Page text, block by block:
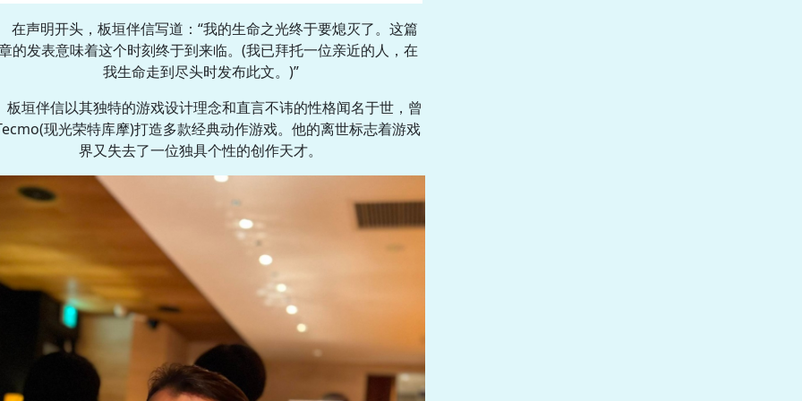
在声明开头，板垣伴信写道：“我的生命之光终于要熄灭了。这篇
的发表意味着这个时刻终于到来临。(我已拜托一位亲近的人，在
我生命走到尽头时发布此文。)”
板垣伴信以其独特的游戏设计理念和直言不讳的性格闻名于世，曾
现光荣特库摩)打造多款经典动作游戏。他的离世标志着游戏
界又失去了一位独具个性的创作天才。